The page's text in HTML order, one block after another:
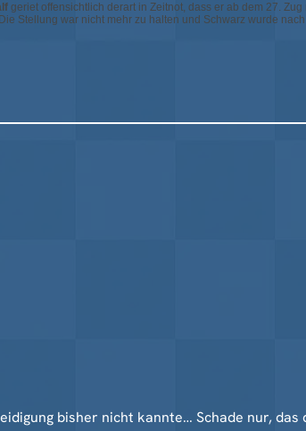
geriet offensichtlich derart in Zeitnot, dass er ab dem 27.
Stellung war nicht mehr zu halten und Schwarz wurde
bisher nicht kannte… Schade nur, das